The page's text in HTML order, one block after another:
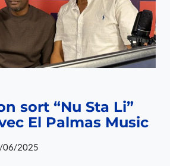
sort “Nu Sta Li”
El Palmas Music
06/2025